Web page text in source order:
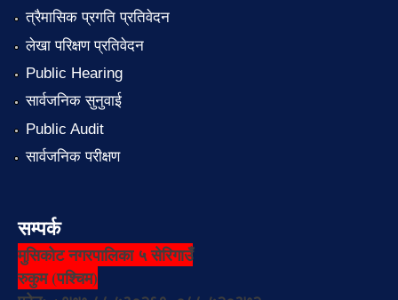
त्रैमासिक प्रगति प्रतिवेदन
लेखा परिक्षण प्रतिवेदन
Public Hearing
सार्वजनिक सुनुवाई
Public Audit
सार्वजनिक परीक्षण
सम्पर्क
मुसिकोट नगरपालिका ५ सेरिगाउँ
रुकुम (पश्चिम)